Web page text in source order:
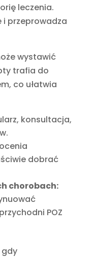
leczenia.
i przeprowadza
wystawić
trafia do
co ułatwia
konsultacja,
dobrać
chorobach:
POZ